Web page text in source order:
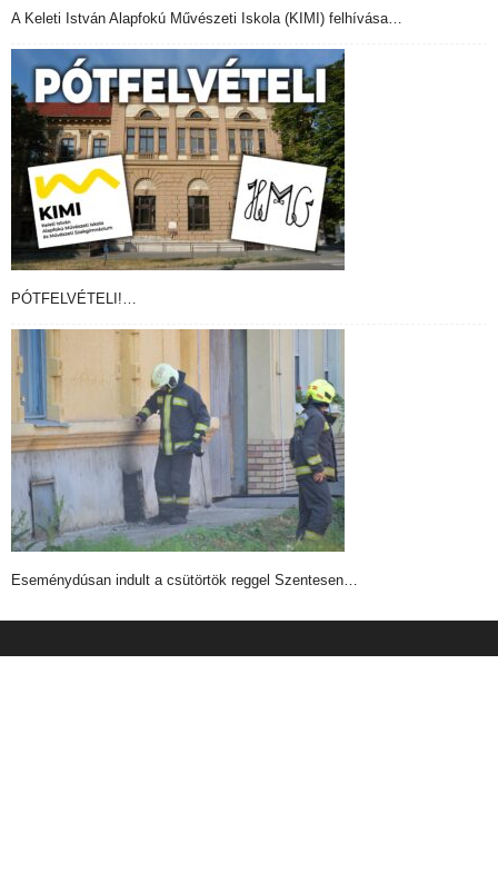
A Keleti István Alapfokú Művészeti Iskola (KIMI) felhívása…
PÓTFELVÉTELI!…
Eseménydúsan indult a csütörtök reggel Szentesen…